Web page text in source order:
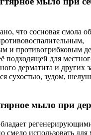
что сосновая смола
и противогрибковым
подходящей для
дерматита и других
сухостью, зудом,
мыло при
смело использовать для